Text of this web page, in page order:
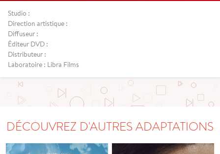
Studio :
Direction artistique :
Diffuseur :
Éditeur DVD :
Distributeur :
Laboratoire : Libra Films
DÉCOUVREZ D'AUTRES ADAPTATIONS